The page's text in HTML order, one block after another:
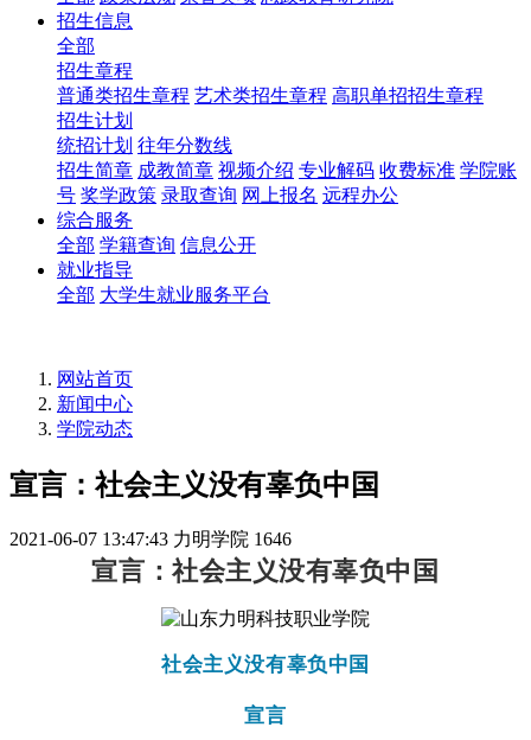
招生信息
全部
招生章程
普通类招生章程 艺术类招生章程 高职单招招生章程
招生计划
统招计划 往年分数线
招生简章 成教简章 视频介绍 专业解码 收费标准 学院账
号 奖学政策 录取查询 网上报名 远程办公
综合服务
全部 学籍查询 信息公开
就业指导
全部 大学生就业服务平台
网站首页
新闻中心
学院动态
宣言：社会主义没有辜负中国
2021-06-07 13:47:43 力明学院 1646
宣言：社会主义没有辜负中国
社会主义没有辜负中国
宣言